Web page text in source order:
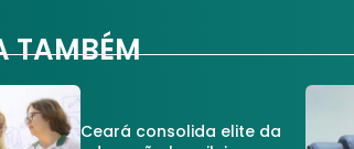
TAMBÉM
Ceará consolida elite da